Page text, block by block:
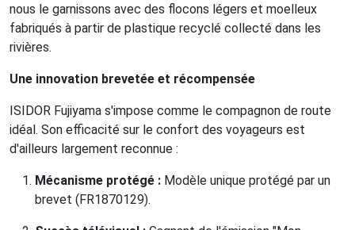
nous le garnissons avec des flocons légers et moelleux
fabriqués à partir de plastique recyclé collecté dans les
rivières.
Une innovation brevetée et récompensée
ISIDOR Fujiyama s'impose comme le compagnon de route
idéal. Son efficacité sur le confort des voyageurs est
d'ailleurs largement reconnue :
Mécanisme protégé : Modèle unique protégé par un
brevet (FR1870129).